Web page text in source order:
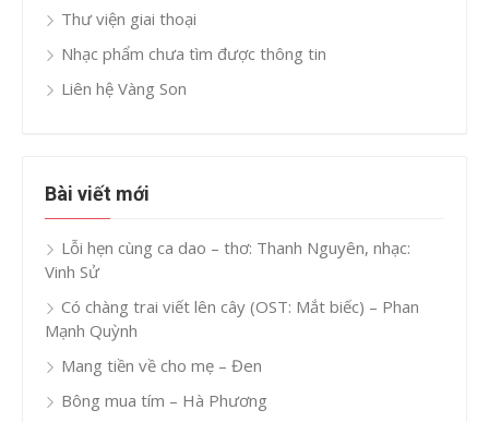
Thư viện giai thoại
Nhạc phẩm chưa tìm được thông tin
Liên hệ Vàng Son
Bài viết mới
Lỗi hẹn cùng ca dao – thơ: Thanh Nguyên, nhạc:
Vinh Sử
Có chàng trai viết lên cây (OST: Mắt biếc) – Phan
Mạnh Quỳnh
Mang tiền về cho mẹ – Đen
Bông mua tím – Hà Phương